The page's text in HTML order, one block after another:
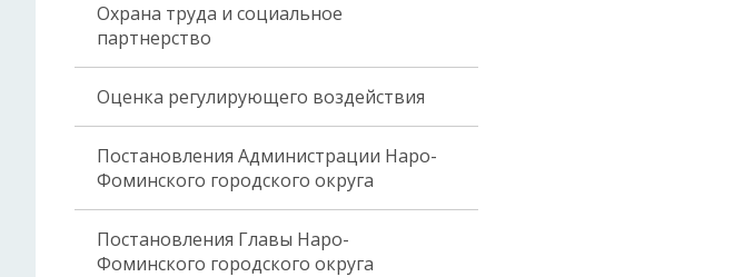
Охрана труда и социальное
партнерство
Оценка регулирующего воздействия
Постановления Администрации Наро-
Фоминского городского округа
Постановления Главы Наро-
Фоминского городского округа